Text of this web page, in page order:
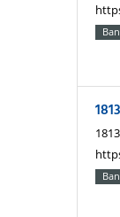
1813
1813